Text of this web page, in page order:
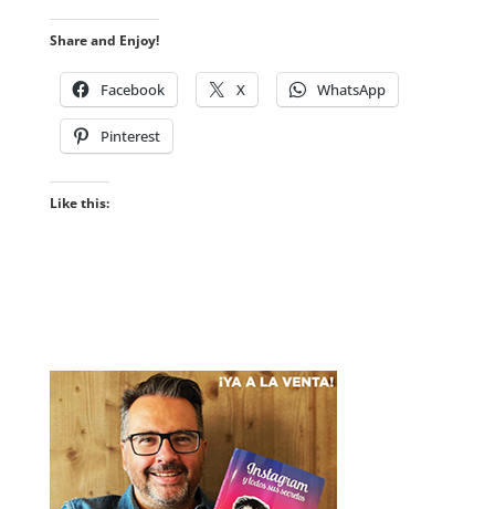
Share and Enjoy!
Facebook X WhatsApp
Pinterest
Like this: